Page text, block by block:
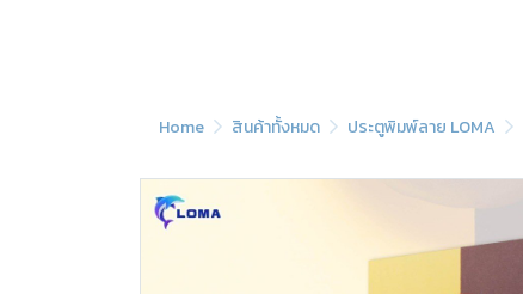
Home สินค้าทั้งหมด ประตูพิมพ์ลาย LOMA